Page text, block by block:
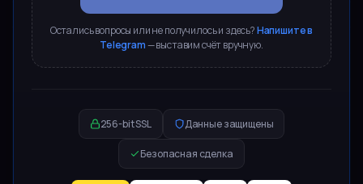
Остались вопросы или не получилось и здесь?Напишите в
Telegram— выставим счёт вручную.
256-bit SSL Данные защищены
Безопасная сделка